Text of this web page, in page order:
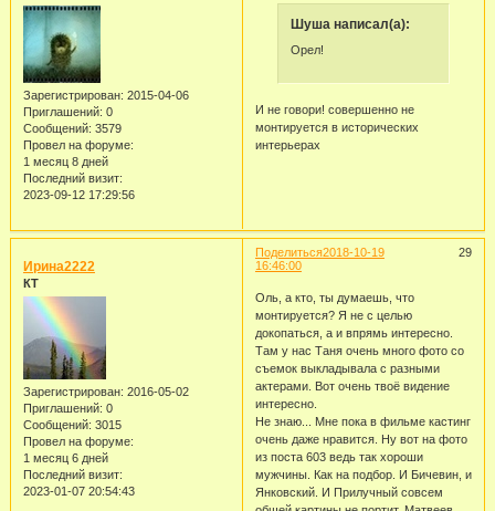
Зарегистрирован: 2015-04-06
Приглашений: 0
Сообщений: 3579
Провел на форуме:
1 месяц 8 дней
Последний визит:
2023-09-12 17:29:56
Шуша написал(а):
Орел!
И не говори! совершенно не
монтируется в исторических
интерьерах
Поделиться 29
2018-10-19
16:46:00
Ирина2222
КТ
Зарегистрирован: 2016-05-02
Приглашений: 0
Сообщений: 3015
Провел на форуме:
1 месяц 6 дней
Последний визит:
2023-01-07 20:54:43
Оль, а кто, ты думаешь, что
монтируется? Я не с целью
докопаться, а и впрямь интересно.
Там у нас Таня очень много фото со
съемок выкладывала с разными
актерами. Вот очень твоё видение
интересно.
Не знаю... Мне пока в фильме кастинг
очень даже нравится. Ну вот на фото
из поста 603 ведь так хороши
мужчины. Как на подбор. И Бичевин, и
Янковский. И Прилучный совсем